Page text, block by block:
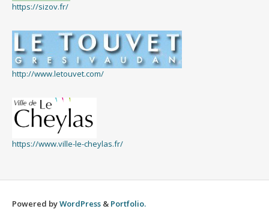
https://sizov.fr/
http://www.letouvet.com/
https://www.ville-le-cheylas.fr/
Powered byWordPress & Portfolio.